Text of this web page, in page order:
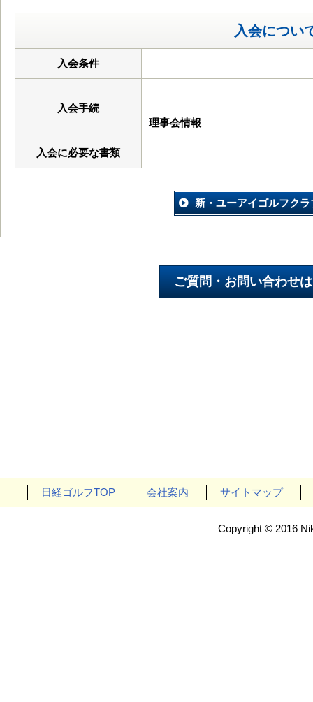
入会につい
入会条件
入会手続
理事会情報
入会に必要な書類
新・ユーアイゴルフク
日経ゴルフTOP 会社案内 サイトマップ
Copyright © 2016